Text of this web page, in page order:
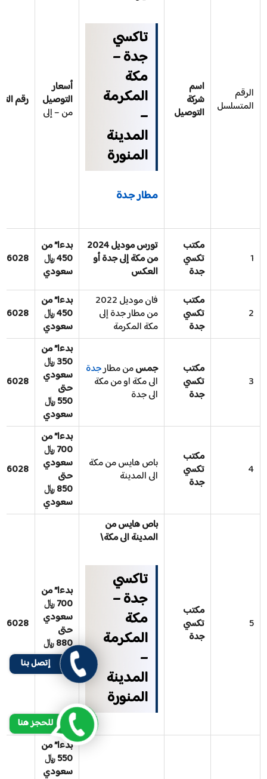
الرقم
المتسلسل
اسم
شركة
التوصيل
تاكسي
جدة –
مكة
المكرمة
–
المدينة
المنورة
مطار جدة
أسعار
التوصيل
من – إلى
رقم
1
مكتب
تكسي
جدة
تورس موديل 2024
من مكة إلى جدة أو
العكس
بدءا” من
450 ﷼
سعودي
2
مكتب
تكسي
جدة
فان موديل 2022
من مطار جدة إلى
مكة المكرمة
بدءا” من
450 ﷼
سعودي
3
مكتب
تكسي
جدة
جمسمن مطارجدة
الى مكة او من مكة
الى جدة
بدءا” من
350 ﷼
سعودي
حتى
550 ﷼
سعودي
4
مكتب
تكسي
جدة
باص هايس من مكة
الى المدينة
بدءا” من
700 ﷼
سعودي
حتى
850 ﷼
سعودي
5
مكتب
تكسي
جدة
باص هايس من
المدينة الى مكة\
تاكسي
جدة –
مكة
المكرمة
–
المدينة
المنورة
بدءا” من
700 ﷼
سعودي
حتى
880 ﷼
سعودي
بدءا” من
550 ﷼
سعودي
إتصل بنا
للحجز هنا